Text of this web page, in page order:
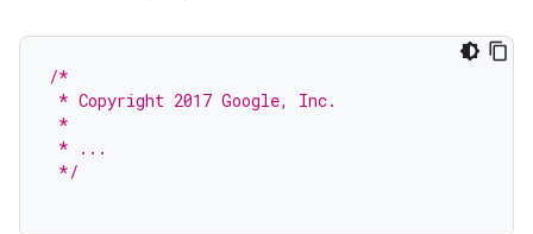
/*
* Copyright 2017 Google, Inc.
*
* ...
*/